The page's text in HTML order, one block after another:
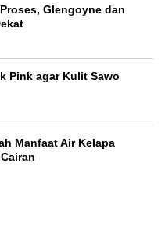
Glengoyne dan
Pink agar Kulit Sawo
Manfaat Air Kelapa